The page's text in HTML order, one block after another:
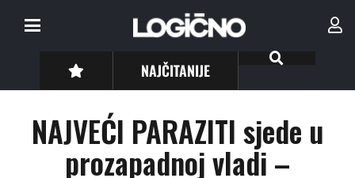
NAJČITANIJE
NAJVEĆI PARAZITI sjede u
prozapadnoj vladi –